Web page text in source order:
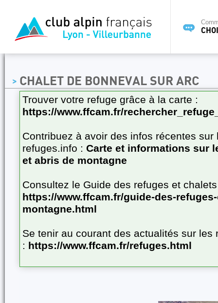
CHALET DE BONNEVAL SUR ARC
Trouver votre refuge grâce à la carte :
https://www.ffcam.fr/
Contribuez à avoir des infos récentes sur
refuges.info : Carte et informations sur
et abris de montagne
Consultez le Guide des refuges et
https://www.ffcam.fr/guide-des-
montagne.html
Se tenir au courant des actualités sur les
: https://www.ffcam.fr/refuges.html